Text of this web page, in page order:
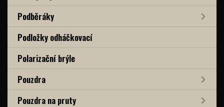
Podběráky
Podložky odháčkovací
Polarizační brýle
Pouzdra
Pouzdra na pruty